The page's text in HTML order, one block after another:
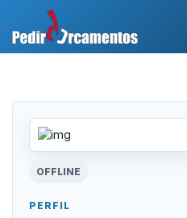
OFFLINE
PERFIL
Área Profissional
Como Funciona?
Testemunhos